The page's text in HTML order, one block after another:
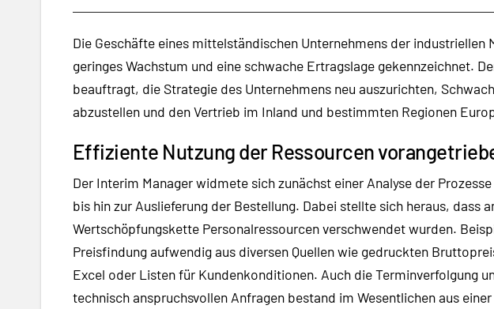
Die Geschäfte eines mittelständischen Unternehmens der industriellen
geringes Wachstum und eine schwache Ertragslage gekennzeichnet.
beauftragt, die Strategie des Unternehmens neu auszurichten,
abzustellen und den Vertrieb im Inland und bestimmten Regionen
Effiziente Nutzung der Ressourcen
Der Interim Manager widmete sich zunächst einer Analyse der
bis hin zur Auslieferung der Bestellung. Dabei stellte sich heraus, dass
Wertschöpfungskette Personalressourcen verschwendet wurden.
Preisfindung aufwendig aus diversen Quellen wie gedruckten
Excel oder Listen für Kundenkonditionen. Auch die Terminverfolgung
technisch anspruchsvollen Anfragen bestand im Wesentlichen aus